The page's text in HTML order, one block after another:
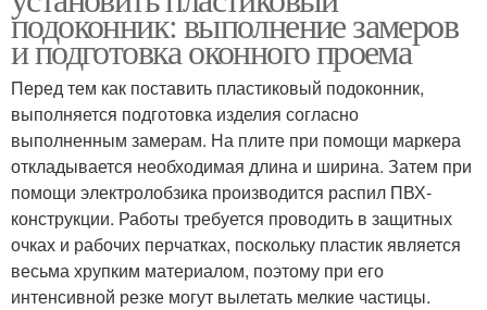
подоконник: выполнение замеров
и подготовка оконного проема
Перед тем как поставить пластиковый подоконник,
выполняется подготовка изделия согласно
выполненным замерам. На плите при помощи маркера
откладывается необходимая длина и ширина. Затем при
помощи электролобзика производится распил ПВХ-
конструкции. Работы требуется проводить в защитных
очках и рабочих перчатках, поскольку пластик является
весьма хрупким материалом, поэтому при его
интенсивной резке могут вылетать мелкие частицы.